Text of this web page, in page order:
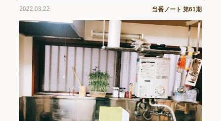
2022.03.22 当番ノート 第61期